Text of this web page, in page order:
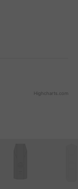
Highcharts.com